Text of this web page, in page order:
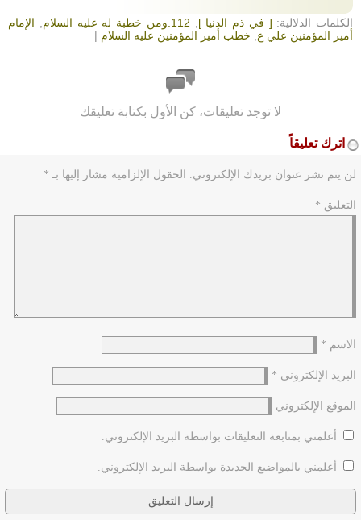
الكلمات الدلالية: [ في ذم الدنيا ] 112.ومن خطبة له عليه السلام
الإمام
أمير المؤمنين علي ع
خطب أمير المؤمنين عليه السلام |
لا توجد تعليقات، كن الأول بكتابة تعليقك
اترك تعليقاً
لن يتم نشر عنوان بريدك الإلكتروني. الحقول الإلزامية مشار إليها بـ *
التعليق *
الاسم *
البريد الإلكتروني *
الموقع الإلكتروني
أعلمني بمتابعة التعليقات بواسطة البريد الإلكتروني.
أعلمني بالمواضيع الجديدة بواسطة البريد الإلكتروني.